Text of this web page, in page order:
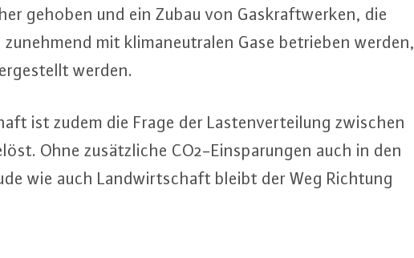
gehoben und ein Zubau von Gas­kraft­wer­ken, die
mit kli­ma­neu­tra­len Gase betrieben werden,
werden.
ist zudem die Frage der Las­ten­ver­tei­lung zwischen
Ohne zu­sätz­li­che CO2-Ein­spa­run­gen auch in den
wie auch Land­wirt­schaft bleibt der Weg Richtung